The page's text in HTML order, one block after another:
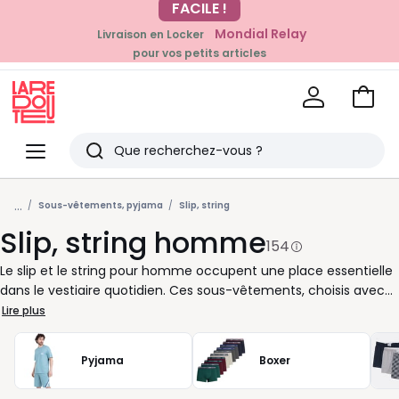
EN CE MOMENT
-20% dès 39€*
sur la mode
Livraison en Locker Mondial Relay
pour vos petits articles
Menu
Redoute
Rechercher
Derniers
articles
vus
Voir
... Sous-vêtements, pyjama Slip, string
Slip, string homme154
Le slip et le string pour homme occupent une place essentielle
dans le vestiaire quotidien. Ces sous-vêtements, choisis avec
soin, permettent de conjuguer confort et maintien tout au long
de la journée. Que vous recherchiez un slip discret pour
accompagner vos vêtements de travail ou un string plus sexy
pour les moments où vous souhaitez oser, vous trouverez
facilement le produit adapté à votre style de vie. Certains
Lire plus
Pyjama Boxer